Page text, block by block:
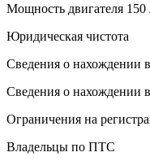
Мощность двигателя 150
Юридическая чистота
Сведения о нахождении
Сведения о нахождении
Ограничения на
Владельцы по ПТС